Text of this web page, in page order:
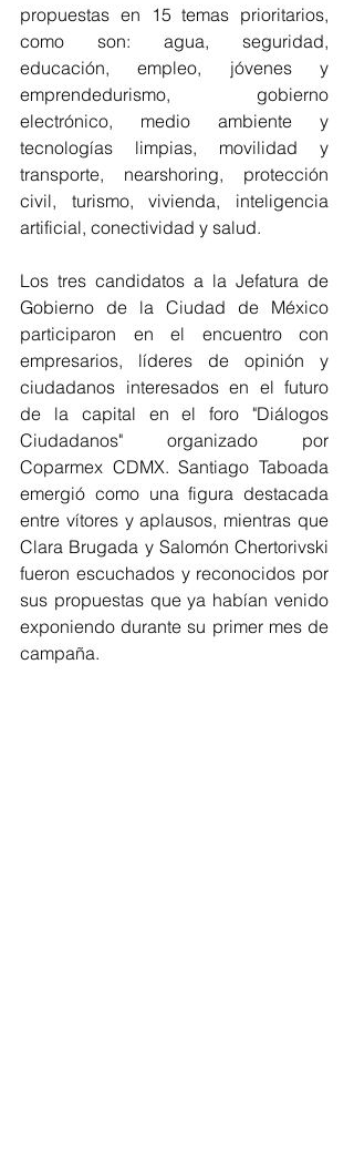
propuestas en 15 temas prioritarios,
como son: agua, seguridad,
educación, empleo, jóvenes y
emprendedurismo, gobierno
electrónico, medio ambiente y
tecnologías limpias, movilidad y
transporte, nearshoring, protección
civil, turismo, vivienda, inteligencia
artificial, conectividad y salud.
Los tres candidatos a la Jefatura de
Gobierno de la Ciudad de México
participaron en el encuentro con
empresarios, líderes de opinión y
ciudadanos interesados en el futuro
de la capital en el foro "Diálogos
Ciudadanos" organizado por
Coparmex CDMX. Santiago Taboada
emergió como una figura destacada
entre vítores y aplausos, mientras que
Clara Brugada y Salomón Chertorivski
fueron escuchados y reconocidos por
sus propuestas que ya habían venido
exponiendo durante su primer mes de
campaña.